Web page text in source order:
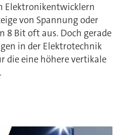
Elektronikentwicklern
von Spannung oder
8 Bit oft aus. Doch gerade
in der Elektrotechnik
die eine höhere vertikale